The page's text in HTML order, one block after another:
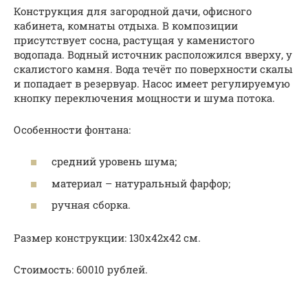
Конструкция для загородной дачи, офисного
кабинета, комнаты отдыха. В композиции
присутствует сосна, растущая у каменистого
водопада. Водный источник расположился вверху, у
скалистого камня. Вода течёт по поверхности скалы
и попадает в резервуар. Насос имеет регулируемую
кнопку переключения мощности и шума потока.
Особенности фонтана:
средний уровень шума;
материал – натуральный фарфор;
ручная сборка.
Размер конструкции: 130х42х42 см.
Стоимость: 60010 рублей.